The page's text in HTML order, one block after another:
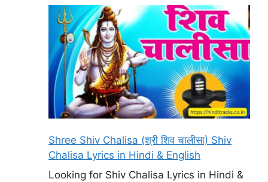
Shree Shiv Chalisa (श्री शिव चालीसा) Shiv
Chalisa Lyrics in Hindi & English
Looking for Shiv Chalisa Lyrics in Hindi &